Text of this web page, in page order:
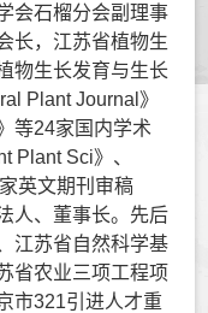
会石榴分会副理事
长，江苏省植物生
物生长发育与生长
Plant Journal》
等24家国内学术
Plant Sci》、
英文期刊审稿
人、董事长。先后
江苏省自然科学基
省农业三项工程项
市321引进人才重